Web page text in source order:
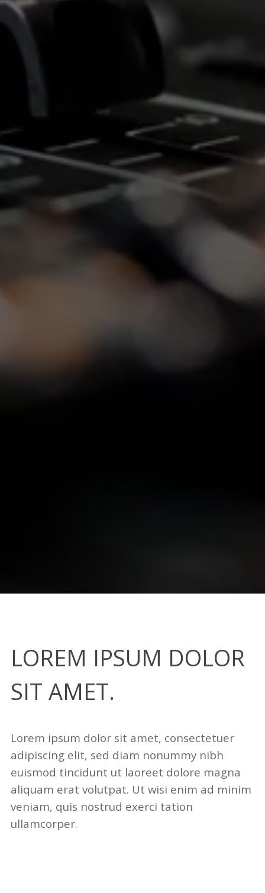
LOREM IPSUM DOLOR
SIT AMET.
Lorem ipsum dolor sit amet, consectetuer
adipiscing elit, sed diam nonummy nibh
euismod tincidunt ut laoreet dolore magna
aliquam erat volutpat. Ut wisi enim ad minim
veniam, quis nostrud exerci tation
ullamcorper.